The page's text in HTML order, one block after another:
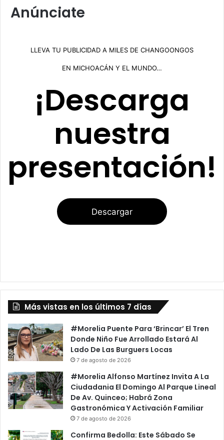
Anúnciate
LLEVA TU PUBLICIDAD A MILES DE CHANGOONGOS
EN MICHOACÁN Y EL MUNDO…
¡Descarga
nuestra
presentación!
Descargar
Más vistas en los últimos 7 días
#Morelia Puente Para ‘Brincar’ El Tren
Donde Niño Fue Arrollado Estará Al
Lado De Las Burguers Locas
7 de agosto de 2026
#Morelia Alfonso Martínez Invita A La
Ciudadania El Domingo Al Parque Lineal
De Av. Quinceo; Habrá Zona
Gastronómica Y Activación Familiar
7 de agosto de 2026
Confirma Bedolla: Este Sábado Se